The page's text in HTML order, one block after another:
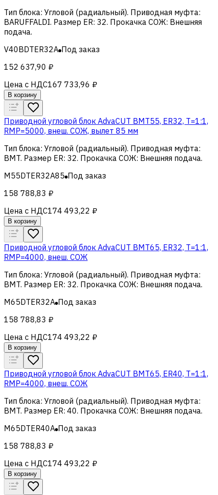
Тип блока: Угловой (радиальный). Приводная муфта:
BARUFFALDI. Размер ER: 32. Прокачка СОЖ: Внешняя
подача.
V40BDTER32A Под заказ
152 637,90 ₽
Цена с НДС167 733,96 ₽
В корзину
Приводной угловой блок AdvaCUT BMT55, ER32, T=1:1,
RMP=5000, внеш. СОЖ, вылет 85 мм
Тип блока: Угловой (радиальный). Приводная муфта:
BMT. Размер ER: 32. Прокачка СОЖ: Внешняя подача.
M55DTER32A85 Под заказ
158 788,83 ₽
Цена с НДС174 493,22 ₽
В корзину
Приводной угловой блок AdvaCUT BMT65, ER32, T=1:1,
RMP=4000, внеш. СОЖ
Тип блока: Угловой (радиальный). Приводная муфта:
BMT. Размер ER: 32. Прокачка СОЖ: Внешняя подача.
M65DTER32A Под заказ
158 788,83 ₽
Цена с НДС174 493,22 ₽
В корзину
Приводной угловой блок AdvaCUT BMT65, ER40, T=1:1,
RMP=4000, внеш. СОЖ
Тип блока: Угловой (радиальный). Приводная муфта:
BMT. Размер ER: 40. Прокачка СОЖ: Внешняя подача.
M65DTER40A Под заказ
158 788,83 ₽
Цена с НДС174 493,22 ₽
В корзину